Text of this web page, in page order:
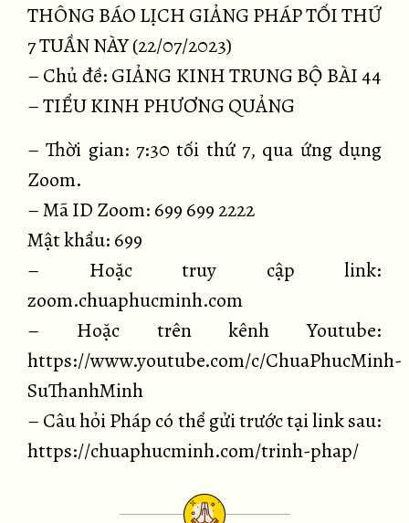
THÔNG BÁO LỊCH GIẢNG PHÁP TỐI THỨ
7 TUẦN NÀY (22/07/2023)
– Chủ đề: GIẢNG KINH TRUNG BỘ BÀI44
– TIỂU KINH PHƯƠNG QUẢNG
– Thời gian: 7:30 tối thứ 7, qua ứng dụng
Zoom.
– Mã ID Zoom: 699 699 2222
Mật khẩu: 699
– Hoặc truy cập link:
zoom.chuaphucminh.com
– Hoặc trên kênh Youtube:
https://www.youtube.com/c/ChuaPhucMinh-
SuThanhMinh
– Câu hỏi Pháp có thể gửi trước tại link sau:
https://chuaphucminh.com/trinh-phap/